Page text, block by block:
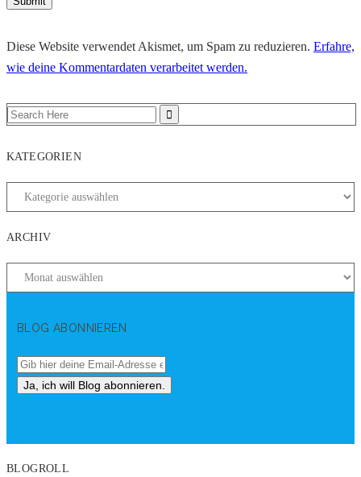
Diese Website verwendet Akismet, um Spam zu reduzieren. Erfahre,
wie deine Kommentardaten verarbeitet werden.
KATEGORIEN
ARCHIV
BLOG ABONNIEREN
BLOGROLL